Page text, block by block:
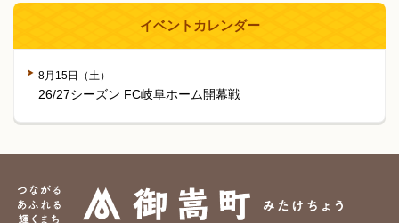
イベントカレンダー
8月15日（土）
26/27シーズン FC岐阜ホーム開幕戦